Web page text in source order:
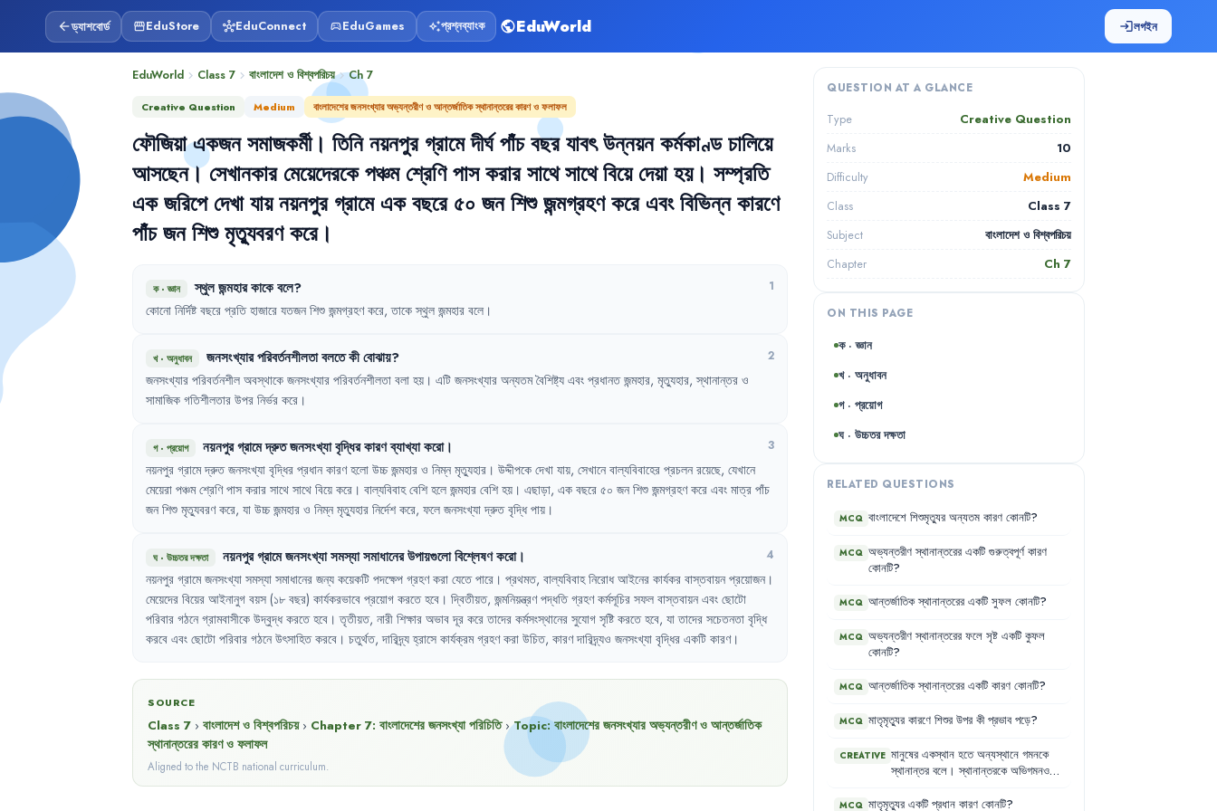
arrow_backড্যাশবোর্ড storefrontEduStore hubEduConnect sports_esportsEduGames auto_awesomeপ্রশ্নব্যাংক publicEduWorld loginলগইন
EduWorld chevron_right Class 7 chevron_right বাংলাদেশ ও বিশ্বপরিচয়chevron_rightCh 7
Creative Question Medium বাংলাদেশের জনসংখ্যার অভ্যন্তরীণ ও আন্তর্জাতিক স্থানান্তরের কারণ ও ফলাফল
ফৌজিয়া একজন সমাজকর্মী। তিনি নয়নপুর গ্রামে দীর্ঘ পাঁচ বছর যাবৎ উন্নয়ন কর্মকাণ্ড চালিয়ে
আসছেন। সেখানকার মেয়েদেরকে পঞ্চম শ্রেণি পাস করার সাথে সাথে বিয়ে দেয়া হয়। সম্প্রতি
এক জরিপে দেখা যায় নয়নপুর গ্রামে এক বছরে ৫০ জন শিশু জন্মগ্রহণ করে এবং বিভিন্ন কারণে
পাঁচ জন শিশু মৃত্যুবরণ করে।
ক·জ্ঞান স্থুলজন্মহারকাকেবলে? 1
কোনো নির্দিষ্ট বছরে প্রতি হাজারে যতজন শিশু জন্মগ্রহণ করে, তাকে স্থুল জন্মহার বলে ।
খ· অনুধাবন জনসংখ্যারপরিবর্তনশীলতাবলতেকীবোঝায়? 2
জনসংখ্যার পরিবর্তনশীল অবস্থাকে জনসংখ্যার পরিবর্তনশীলতা বলা হয় । এটি জনসংখ্যার অন্যতম বৈশিষ্ট্য এবং প্রধানত জন্মহার, মৃত্যুহার, স্থানান্তর ও
সামাজিক গতিশীলতার উপর নির্ভর করে ।
গ· প্রয়োগ নয়নপুরগ্রামেদ্রুতজনসংখ্যাবৃদ্ধিরকারণব্যাখ্যাকরো। 3
নয়নপুর গ্রামে দ্রুত জনসংখ্যা বৃদ্ধির প্রধান কারণ হলো উচ্চ জন্মহার ও নিম্ন মৃত্যুহার । উদ্দীপকে দেখা যায়, সেখানে বাল্যবিবাহের প্রচলন রয়েছে, যেখানে
মেয়েরা পঞ্চম শ্রেণি পাস করার সাথে সাথে বিয়ে করে । বাল্যবিবাহ বেশি হলে জন্মহার বেশি হয় । এছাড়া, এক বছরে ৫০ জন শিশু জন্মগ্রহণ করে এবং মাত্র পাঁচ
জন শিশু মৃত্যুবরণ করে, যা উচ্চ জন্মহার ও নিম্ন মৃত্যুহার নির্দেশ করে, ফলে জনসংখ্যা দ্রুত বৃদ্ধি পায় ।
ঘ· উচ্চতর দক্ষতা নয়নপুরগ্রামেজনসংখ্যাসমস্যাসমাধানেরউপায়গুলোবিশ্লেষণকরো। 4
নয়নপুর গ্রামে জনসংখ্যা সমস্যা সমাধানের জন্য কয়েকটি পদক্ষেপ গ্রহণ করা যেতে পারে । প্রথমত, বাল্যবিবাহ নিরোধ আইনের কার্যকর বাস্তবায়ন প্রয়োজন।
মেয়েদের বিয়ের আইনানুগ বয়স (১৮ বছর) কার্যকরভাবে প্রয়োগ করতে হবে । দ্বিতীয়ত, জন্মনিয়ন্ত্রণ পদ্ধতি গ্রহণ কর্মসূচির সফল বাস্তবায়ন এবং ছোটো
পরিবার গঠনে গ্রামবাসীকে উদ্বুদ্ধ করতে হবে । তৃতীয়ত, নারী শিক্ষার অভাব দূর করে তাদের কর্মসংস্থানের সুযোগ সৃষ্টি করতে হবে, যা তাদের সচেতনতা বৃদ্ধি
করবে এবং ছোটো পরিবার গঠনে উৎসাহিত করবে । চতুর্থত, দারিদ্র্য হ্রাসে কার্যক্রম গ্রহণ করা উচিত, কারণ দারিদ্র্যও জনসংখ্যা বৃদ্ধির একটি কারণ।
SOURCE
Class 7 › বাংলাদেশ ও বিশ্বপরিচয় › Chapter 7: বাংলাদেশের জনসংখ্যা পরিচিতি ›Topic:বাংলাদেশের জনসংখ্যার অভ্যন্তরীণ ও আন্তর্জাতিক
স্থানান্তরের কারণ ও ফলাফল
Aligned to the NCTB national curriculum.
QUESTION AT A GLANCE
Type Creative Question
Marks 10
Difficulty Medium
Class Class 7
Subject বাংলাদেশ ও বিশ্বপরিচয়
Chapter Ch 7
ON THIS PAGE
ক · জ্ঞান
খ · অনুধাবন
গ · প্রয়োগ
ঘ · উচ্চতর দক্ষতা
RELATED QUESTIONS
MCQ বাংলাদেশে শিশুমৃত্যুর অন্যতম কারণ কোনটি?
MCQ অভ্যন্তরীণ স্থানান্তরের একটি গুরুত্বপূর্ণ কারণ
কোনটি?
MCQ আন্তর্জাতিক স্থানান্তরের একটি সুফল কোনটি?
MCQ অভ্যন্তরীণ স্থানান্তরের ফলে সৃষ্ট একটি কুফল
কোনটি?
MCQ আন্তর্জাতিক স্থানান্তরের একটি কারণ কোনটি?
MCQ মাতৃমৃত্যুর কারণে শিশুর উপর কী প্রভাব পড়ে?
CREATIVE মানুষের একস্থান হতে অন্যস্থানে গমনকে
স্থানান্তর বলে । স্থানান্তরকে অভিগমনও
আন্তর্জাতিক পর্যায়ে হতে পারে।
MCQ মাতৃমৃত্যুর একটি প্রধান কারণ কোনটি?